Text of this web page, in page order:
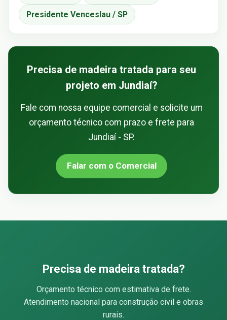
Presidente Venceslau / SP
Precisa de madeira tratada para seu
projeto em Jundiaí?
Fale com nossa equipe comercial e solicite um
orçamento técnico com prazo e frete para
Jundiaí - SP.
Falar com o Comercial
Precisa de madeira tratada?
Orçamento técnico com estimativa de frete.
Atendimento nacional para construção civil e obras
rurais.